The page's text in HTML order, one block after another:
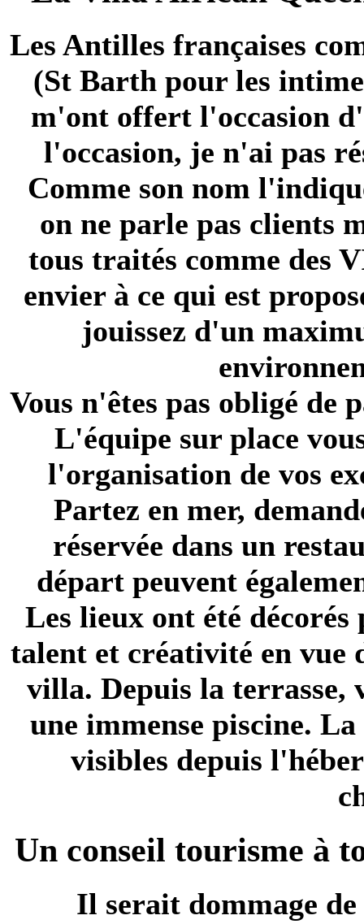
Les Antilles françaises
(St Barth pour les
m'ont offert l'occasion
l'occasion, je n'ai pas
Comme son nom
on ne parle pas clients
tous traités comme des
envier à ce qui est
jouissez d'un
Vous n'êtes pas obligé de
L'équipe sur place
l'organisation de vos
Partez en mer,
réservée dans un
départ peuvent
Les lieux ont été
talent et créativité en vue
villa. Depuis la terrasse,
une immense piscine.
visibles depuis
Un conseil tourisme à
Il serait dommage